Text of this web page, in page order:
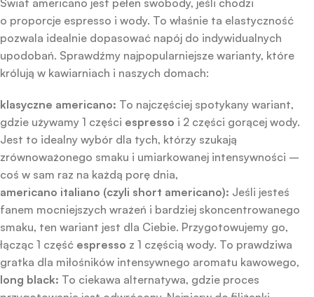
Świat americano jest pełen swobody, jeśli chodzi
o proporcje espresso i wody. To właśnie ta elastyczność
pozwala idealnie dopasować napój do indywidualnych
upodobań. Sprawdźmy najpopularniejsze warianty, które
królują w kawiarniach i naszych domach:
klasyczne americano: To najczęściej spotykany wariant,
gdzie używamy 1 części espresso i 2 części gorącej wody.
Jest to idealny wybór dla tych, którzy szukają
zrównoważonego smaku i umiarkowanej intensywności –
coś w sam raz na każdą porę dnia,
americano italiano (czyli short americano): Jeśli jesteś
fanem mocniejszych wrażeń i bardziej skoncentrowanego
smaku, ten wariant jest dla Ciebie. Przygotowujemy go,
łącząc 1 część espresso z 1 częścią wody. To prawdziwa
gratka dla miłośników intensywnego aromatu kawowego,
long black: To ciekawa alternatywa, gdzie proces